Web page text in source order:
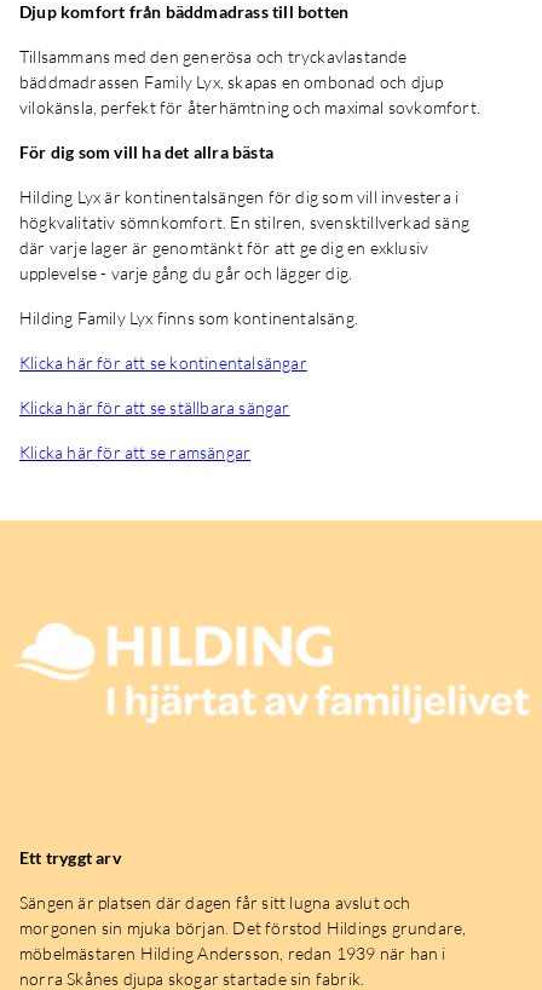
Djup komfort från bäddmadrass till botten
Tillsammans med den generösa och tryckavlastande
bäddmadrassen Family Lyx, skapas en ombonad och djup
vilokänsla, perfekt för återhämtning och maximal sovkomfort.
För dig som vill ha det allra bästa
Hilding Lyx är kontinentalsängen för dig som vill investera i
högkvalitativ sömnkomfort. En stilren, svensktillverkad säng
där varje lager är genomtänkt för att ge dig en exklusiv
upplevelse - varje gång du går och lägger dig.
Hilding Family Lyx finns som kontinentalsäng.
Klicka här för att se kontinentalsängar
Klicka här för att se ställbara sängar
Klicka här för att se ramsängar
Ett tryggt arv
Sängen är platsen där dagen får sitt lugna avslut och
morgonen sin mjuka början. Det förstod Hildings grundare,
möbelmästaren Hilding Andersson, redan 1939 när han i
norra Skånes djupa skogar startade sin fabrik.